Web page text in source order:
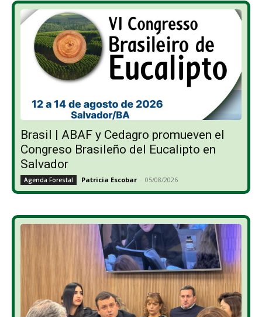
Brasil | ABAF y Cedagro promueven el
Congreso Brasileño del Eucalipto en
Salvador
Agenda Forestal Patricia Escobar - 05/08/2026